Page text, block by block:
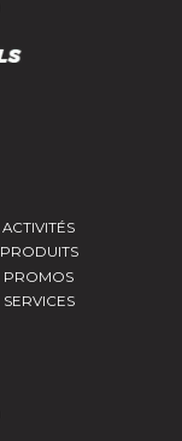
ACTIVITÉS
PRODUITS
PROMOS
SERVICES